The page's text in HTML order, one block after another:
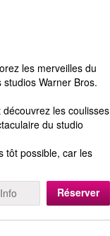
les merveilles du
Warner Bros.
les coulisses
du studio
tôt possible, car les
Info Réserver